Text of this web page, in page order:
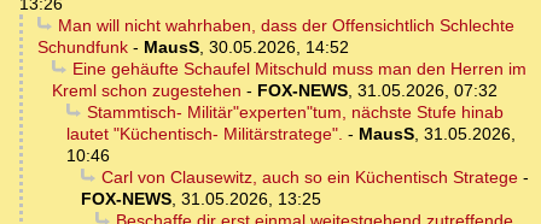
Man will nicht wahrhaben, dass der Offensichtlich Schlechte
Schundfunk - MausS 30.05.2026, 14:52
Eine gehäufte Schaufel Mitschuld muss man den Herren im
Kreml schon zugestehen - FOX-NEWS 31.05.2026, 07:32
Stammtisch- Militär"experten"tum, nächste Stufe hinab
lautet "Küchentisch- Militärstratege". - MausS 31.05.2026,
10:46
Carl von Clausewitz, auch so ein Küchentisch Stratege-
FOX-NEWS 31.05.2026, 13:25